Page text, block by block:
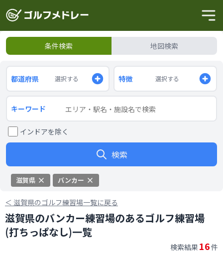
条件検索 地図検索
都道府県 選択する 特徴 選択する
キーワード
インドアを除く
検索
滋賀県 バンカー
＜ 滋賀県のゴルフ練習場一覧に戻る
滋賀県のバンカー練習場のあるゴルフ練習場
(打ちっぱなし)一覧
検索結果 16件